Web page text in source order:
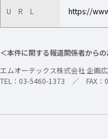
U R L https://
＜本件に関する報道関係者から
エムオーテックス株式会社 企画
TEL：03-5460-1373 ／ FAX：